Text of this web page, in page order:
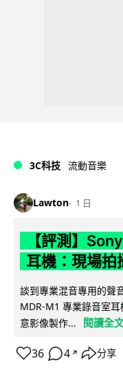
3C科技 流動音樂
Lawton 1 日
【評測】
耳機：現場拍
談到專業混音專用的聲
MDR-M1 專業錄音室
意影像製作...
閱讀全
36 4 ↗ 分享